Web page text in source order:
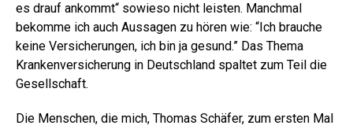
es drauf ankommt“ sowieso nicht leisten. Manchmal
bekomme ich auch Aussagen zu hören wie: “Ich brauche
keine Versicherungen, ich bin ja gesund.” Das Thema
Krankenversicherung in Deutschland spaltet zum Teil die
Gesellschaft.
Die Menschen, die mich, Thomas Schäfer, zum ersten Mal